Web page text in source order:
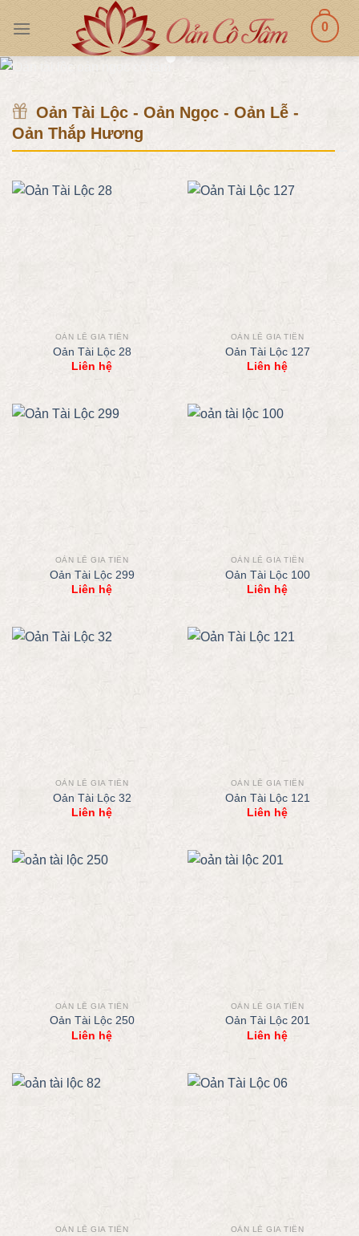
0
Oản Tài Lộc - Oản Ngọc - Oản Lễ -
Oản Thắp Hương
OẢN LỄ GIA TIÊN
Oản Tài Lộc 28
Liên hệ
OẢN LỄ GIA TIÊN
Oản Tài Lộc 127
Liên hệ
OẢN LỄ GIA TIÊN
Oản Tài Lộc 299
Liên hệ
OẢN LỄ GIA TIÊN
Oản Tài Lộc 100
Liên hệ
OẢN LỄ GIA TIÊN
Oản Tài Lộc 32
Liên hệ
OẢN LỄ GIA TIÊN
Oản Tài Lộc 121
Liên hệ
OẢN LỄ GIA TIÊN
Oản Tài Lộc 250
Liên hệ
OẢN LỄ GIA TIÊN
Oản Tài Lộc 201
Liên hệ
OẢN LỄ GIA TIÊN OẢN LỄ GIA TIÊN